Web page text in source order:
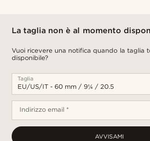
La taglia non è al momento
Vuoi ricevere una notifica quando la taglia
disponibile?
Taglia
Indirizzo email *
AVVISAMI